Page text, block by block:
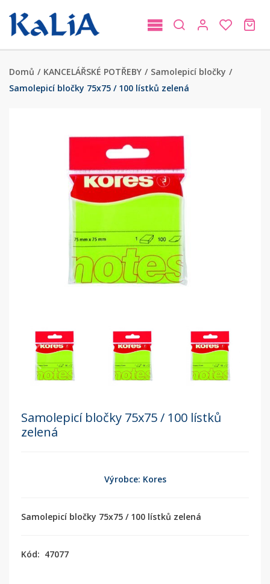
Domů / KANCELÁŘSKÉ POTŘEBY / Samolepicí bločky /
Samolepicí bločky 75x75 / 100 lístků zelená
Samolepicí bločky 75x75 / 100 lístků
zelená
Výrobce: Kores
Samolepicí bločky 75x75 / 100 lístků zelená
Kód: 47077